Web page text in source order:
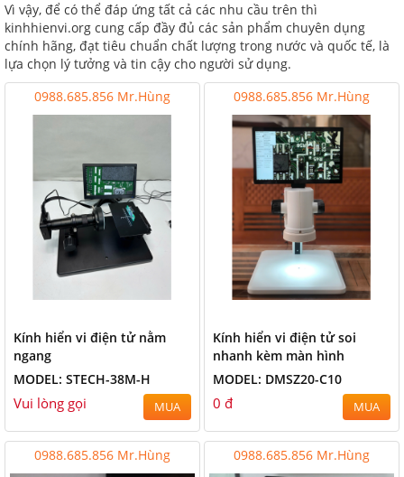
Vì vậy, để có thể đáp ứng tất cả các nhu cầu trên thì
kinhhienvi.org cung cấp đầy đủ các sản phẩm chuyên dụng
chính hãng, đạt tiêu chuẩn chất lượng trong nước và quốc tế, là
lựa chọn lý tưởng và tin cậy cho người sử dụng.
0988.685.856 Mr.Hùng
Kính hiển vi điện tử nằm
ngang
MODEL: STECH-38M-H
Vui lòng gọi MUA
0988.685.856 Mr.Hùng
Kính hiển vi điện tử soi
nhanh kèm màn hình
MODEL: DMSZ20-C10
0 đ MUA
0988.685.856 Mr.Hùng 0988.685.856 Mr.Hùng